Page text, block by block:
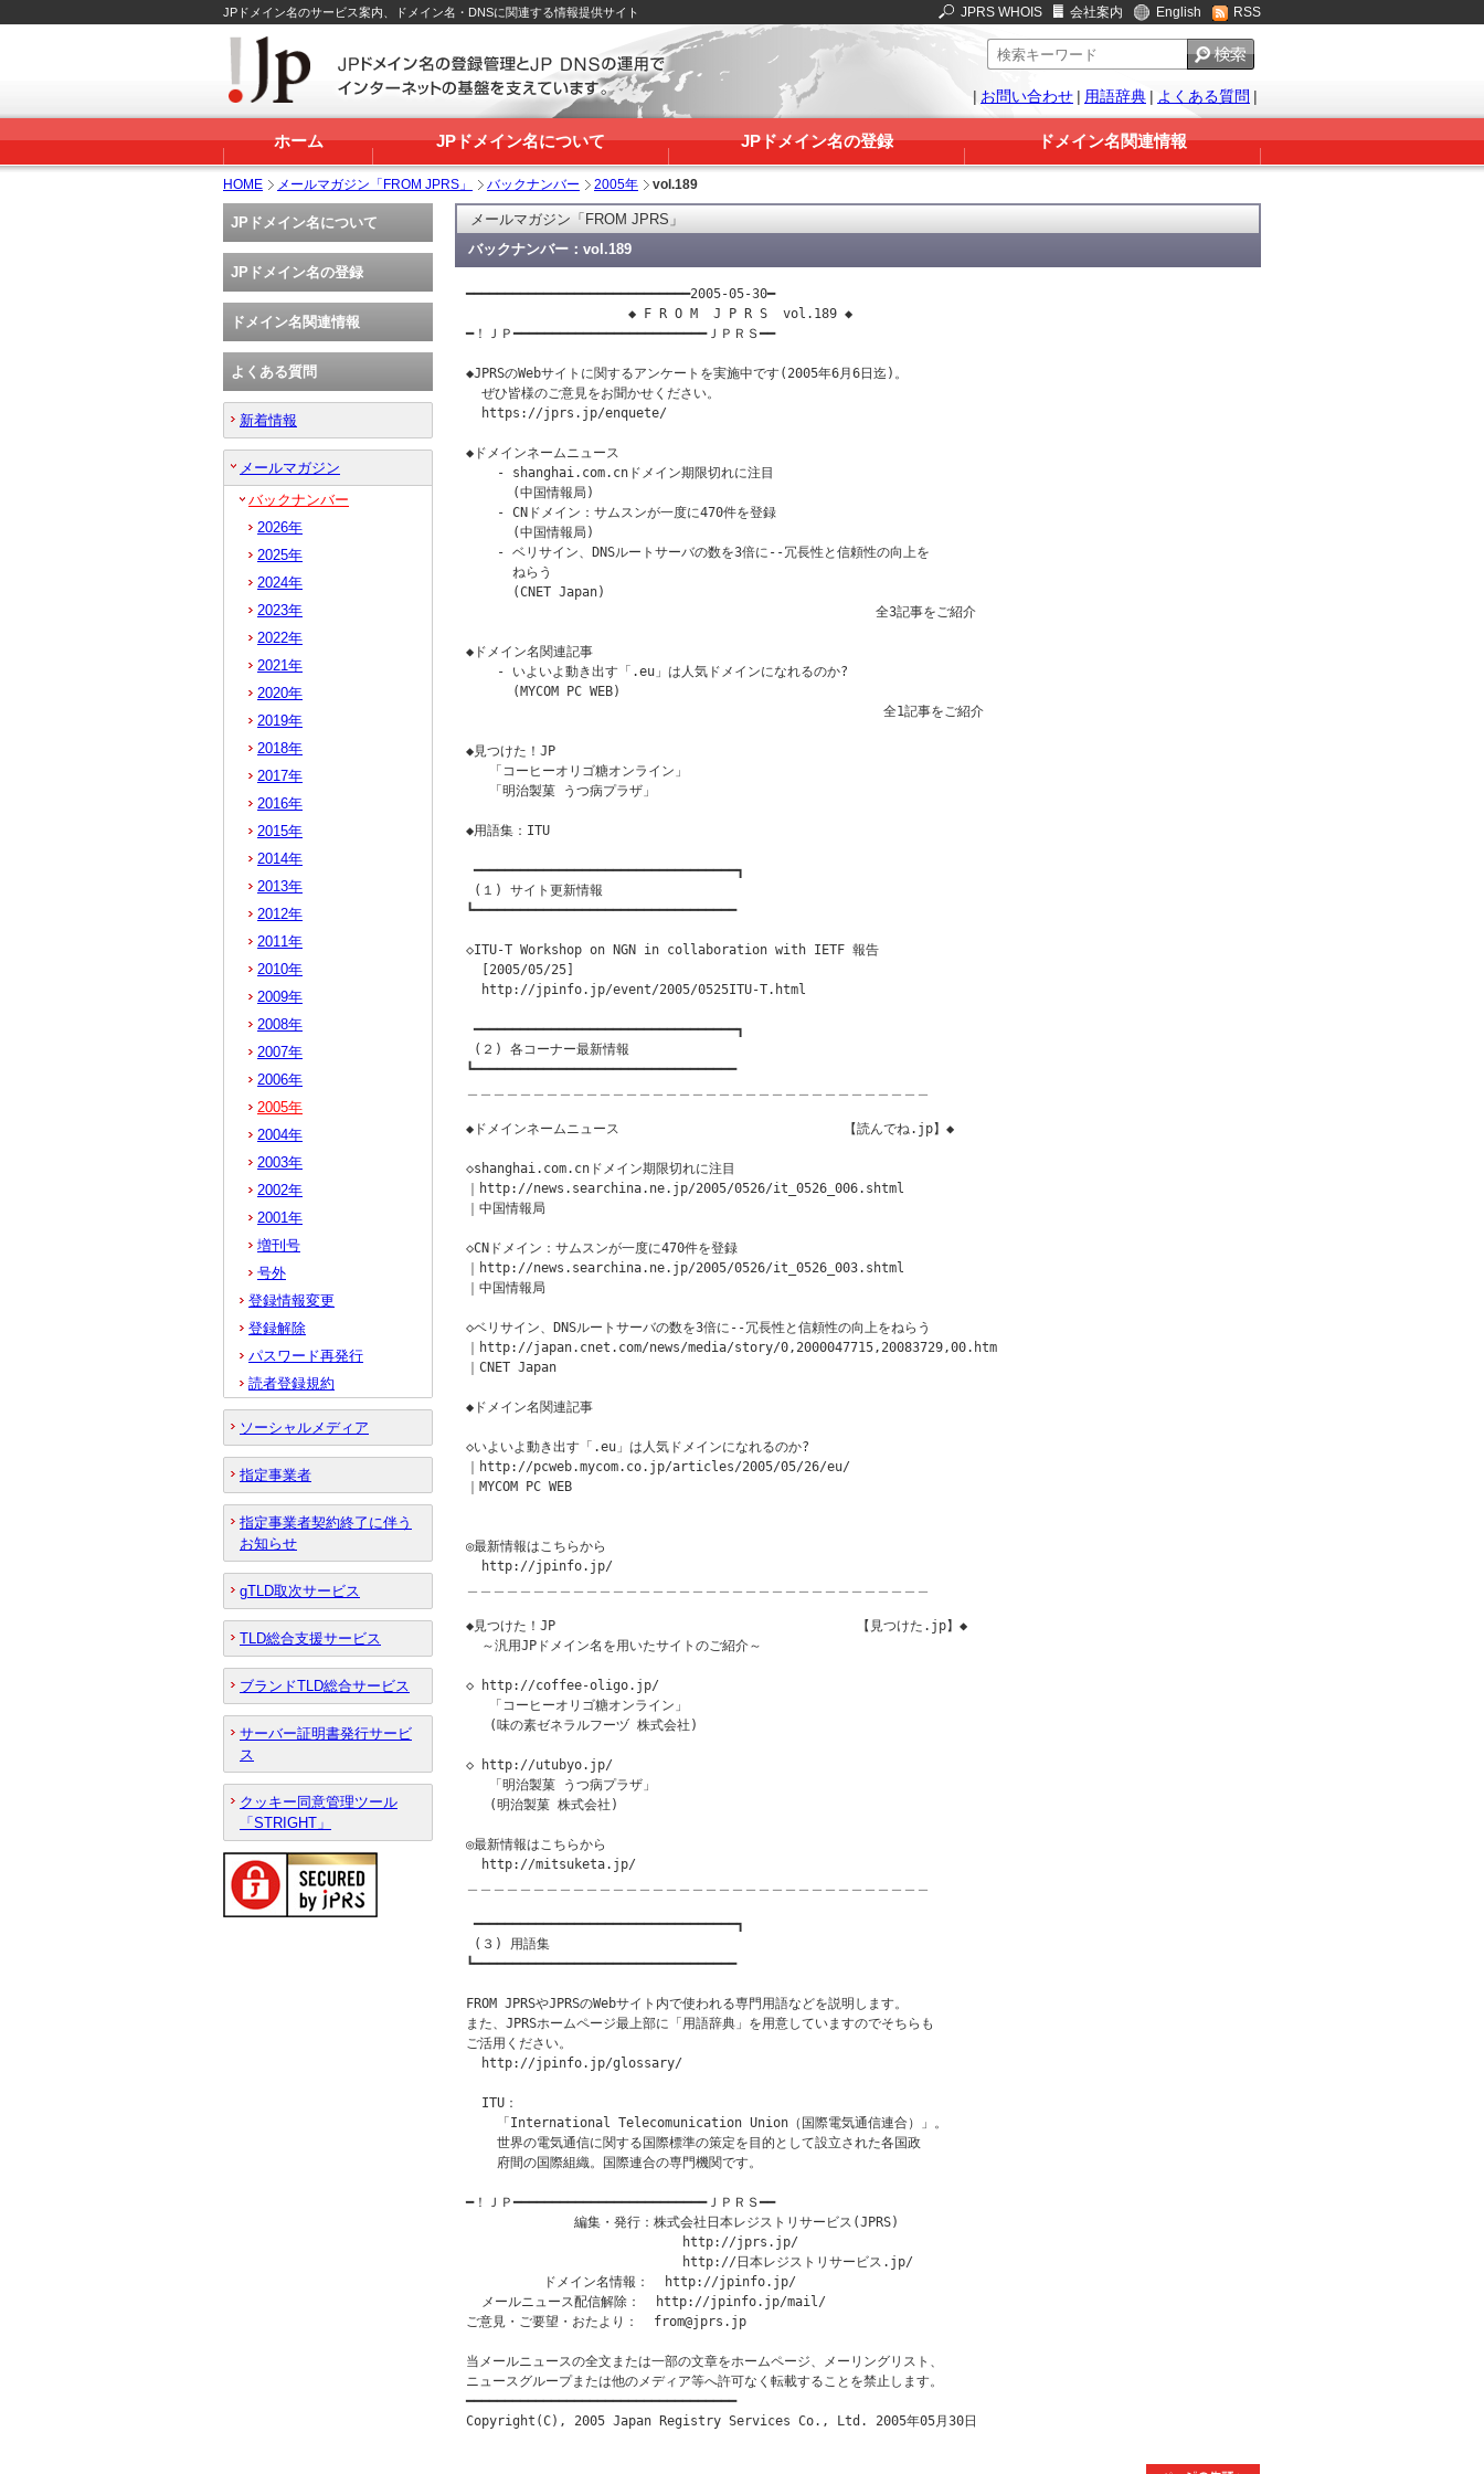
JPドメイン名のサービス案内、ドメイン名・DNSに関連する情報提供サイト JPRS WHOIS 会社案内 English RSS
| お問い合わせ | 用語辞典 | よくある質問 |
ホーム JPドメイン名について JPドメイン名の登録 ドメイン名関連情報
HOME メールマガジン「FROM JPRS」 バックナンバー 2005年 vol.189
メールマガジン「FROM JPRS」
バックナンバー：vol.189
━━━━━━━━━━━━━━━━━━━━━━━━━━━━━2005-05-30━
                     ◆ F R O M  J P R S  vol.189 ◆
━！ＪＰ━━━━━━━━━━━━━━━━━━━━━━━━━ＪＰＲＳ━━
◆JPRSのWebサイトに関するアンケートを実施中です(2005年6月6日迄)。
  ぜひ皆様のご意見をお聞かせください。
  https://jprs.jp/enquete/
◆ドメインネームニュース
    - shanghai.com.cnドメイン期限切れに注目
      (中国情報局)
    - CNドメイン：サムスンが一度に470件を登録
      (中国情報局)
    - ベリサイン、DNSルートサーバの数を3倍に--冗長性と信頼性の向上を
      ねらう
      (CNET Japan)
                                                     全3記事をご紹介
◆ドメイン名関連記事
    - いよいよ動き出す「.eu」は人気ドメインになれるのか?
      (MYCOM PC WEB)
                                                      全1記事をご紹介
◆見つけた！JP
   「コーヒーオリゴ糖オンライン」
   「明治製菓 うつ病プラザ」
◆用語集：ITU
━━━━━━━━━━━━━━━━━━━━━━━━━━━━━━━━━━┓
(１) サイト更新情報
┗━━━━━━━━━━━━━━━━━━━━━━━━━━━━━━━━━━
◇ITU-T Workshop on NGN in collaboration with IETF 報告
  [2005/05/25]
  http://jpinfo.jp/event/2005/0525ITU-T.html
━━━━━━━━━━━━━━━━━━━━━━━━━━━━━━━━━━┓
(２) 各コーナー最新情報
┗━━━━━━━━━━━━━━━━━━━━━━━━━━━━━━━━━━
◆ドメインネームニュース                             【読んでね.jp】◆
◇shanghai.com.cnドメイン期限切れに注目
｜http://news.searchina.ne.jp/2005/0526/it_0526_006.shtml
｜中国情報局
◇CNドメイン：サムスンが一度に470件を登録
｜http://news.searchina.ne.jp/2005/0526/it_0526_003.shtml
｜中国情報局
◇ベリサイン、DNSルートサーバの数を3倍に--冗長性と信頼性の向上をねらう
｜http://japan.cnet.com/news/media/story/0,2000047715,20083729,00.htm
｜CNET Japan
◆ドメイン名関連記事
◇いよいよ動き出す「.eu」は人気ドメインになれるのか?
｜http://pcweb.mycom.co.jp/articles/2005/05/26/eu/
｜MYCOM PC WEB
◎最新情報はこちらから
  http://jpinfo.jp/
◆見つけた！JP                                       【見つけた.jp】◆
  ～汎用JPドメイン名を用いたサイトのご紹介～
◇ http://coffee-oligo.jp/
   「コーヒーオリゴ糖オンライン」
   (味の素ゼネラルフーヅ 株式会社)
◇ http://utubyo.jp/
   「明治製菓 うつ病プラザ」
   (明治製菓 株式会社)
◎最新情報はこちらから
  http://mitsuketa.jp/
━━━━━━━━━━━━━━━━━━━━━━━━━━━━━━━━━━┓
(３) 用語集
┗━━━━━━━━━━━━━━━━━━━━━━━━━━━━━━━━━━
FROM JPRSやJPRSのWebサイト内で使われる専門用語などを説明します。
また、JPRSホームページ最上部に「用語辞典」を用意していますのでそちらも
ご活用ください。
  http://jpinfo.jp/glossary/
  ITU：
    「International Telecomunication Union（国際電気通信連合）」。
    世界の電気通信に関する国際標準の策定を目的として設立された各国政
    府間の国際組織。国際連合の専門機関です。
━！ＪＰ━━━━━━━━━━━━━━━━━━━━━━━━━ＪＰＲＳ━━
              編集・発行：株式会社日本レジストリサービス(JPRS)
                            http://jprs.jp/
                            http://日本レジストリサービス.jp/
          ドメイン名情報：  http://jpinfo.jp/
  メールニュース配信解除：  http://jpinfo.jp/mail/
ご意見・ご要望・おたより：  from@jprs.jp
当メールニュースの全文または一部の文章をホームページ、メーリングリスト、
ニュースグループまたは他のメディア等へ許可なく転載することを禁止します。
━━━━━━━━━━━━━━━━━━━━━━━━━━━━━━━━━━━
JPドメイン名について
JPドメイン名の登録
ドメイン名関連情報
よくある質問
新着情報
メールマガジン
バックナンバー
2026年
2025年
2024年
2023年
2022年
2021年
2020年
2019年
2018年
2017年
2016年
2015年
2014年
2013年
2012年
2011年
2010年
2009年
2008年
2007年
2006年
2005年
2004年
2003年
2002年
2001年
増刊号
号外
登録情報変更
登録解除
パスワード再発行
読者登録規約
ソーシャルメディア
指定事業者
指定事業者契約終了に伴う
お知らせ
gTLD取次サービス
TLD総合支援サービス
ブランドTLD総合サービス
サーバー証明書発行サービ
ス
クッキー同意管理ツール
「STRIGHT」